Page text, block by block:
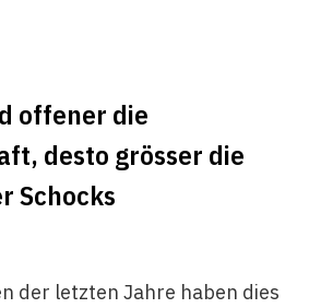
offener die
desto grösser die
Schocks
der letzten Jahre haben dies